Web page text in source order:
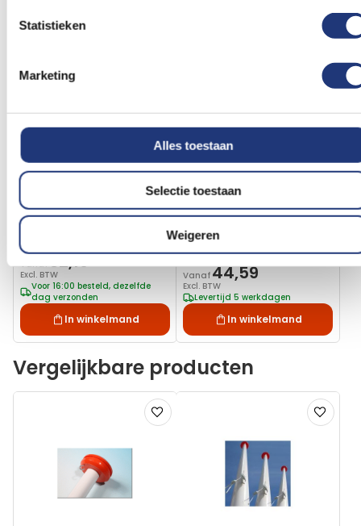
Statistieken
Marketing
Alles toestaan
Selectie toestaan
Weigeren
120x180cm
Intersekse Progress Vlag
Vanaf32,19
Excl. BTW
Voor 16:00 besteld, dezelfde
dag verzonden
In winkelmand
Voeg
aan
150x225cm
Bi vlag 150x225cm
Vanaf44,59
Excl. BTW
Levertijd 5 werkdagen
In winkelmand
Vergelijkbare producten
Voeg
toe
Voeg
toe